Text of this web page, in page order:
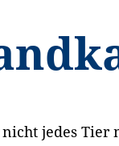
jedes Tier